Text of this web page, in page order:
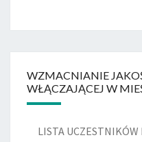
WZMACNIANIE
WŁĄCZAJĄCEJ W
LISTA